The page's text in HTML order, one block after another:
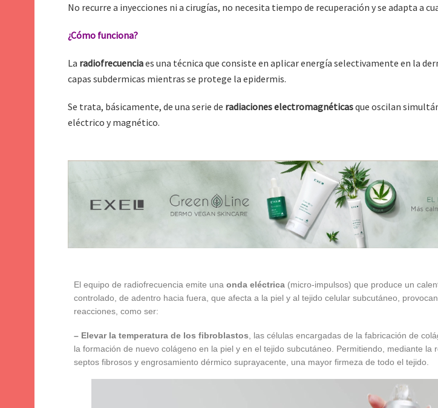
No recurre a inyecciones ni a cirugías, no necesita tiempo de recuperación y se adapta a
¿Cómo funciona?
La radiofrecuenciaes una técnica que consiste en aplicar energía selectivamente en la
capas subdermicas mientras se protege la epidermis.
Se trata, básicamente, de una serie de radiaciones electromagnéticasque oscilan
eléctrico y magnético.
El equipo de radiofrecuencia emite una onda eléctrica (micro-impulsos) que produce un
controlado, de adentro hacia fuera, que afecta a la piel y al tejido celular subcutáneo,
reacciones, como ser:
– Elevar la temperatura de los fibroblastos , las células encargadas de la fabricación de
la formación de nuevo colágeno en la piel y en el tejido subcutáneo. Permitiendo, mediante la
septos fibrosos y engrosamiento dérmico suprayacente, una mayor firmeza de todo el tejido.